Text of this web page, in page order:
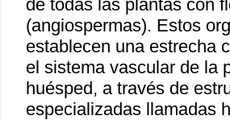
de todas las plantas con
(angiospermas). Estos
establecen una estrecha
el sistema vascular de la
huésped, a través de
especializadas llamadas